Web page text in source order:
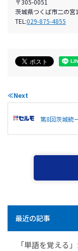
〒305-0051
茨城県つくば市二の
TEL:029-875-4855
≪Next
第8回茨城統
最近の記事
「単語を覚える